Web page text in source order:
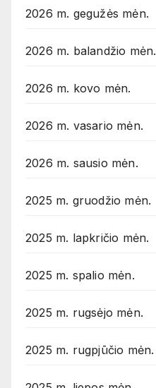
2026 m. gegužės mėn.
2026 m. balandžio mėn.
2026 m. kovo mėn.
2026 m. vasario mėn.
2026 m. sausio mėn.
2025 m. gruodžio mėn.
2025 m. lapkričio mėn.
2025 m. spalio mėn.
2025 m. rugsėjo mėn.
2025 m. rugpjūčio mėn.